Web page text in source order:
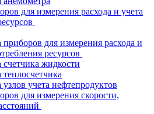
для измерения расхода и учета
для измерения расхода и
ресурсов
счетчика жидкости
учета нефтепродуктов
для измерения скорости,